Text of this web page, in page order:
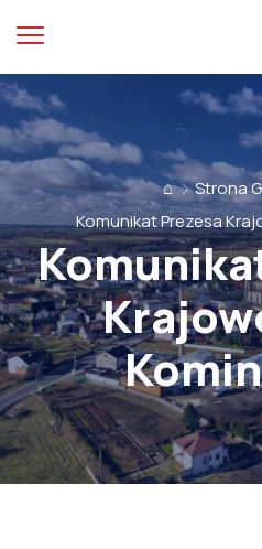
⌂
Strona
Komunikat Prezesa